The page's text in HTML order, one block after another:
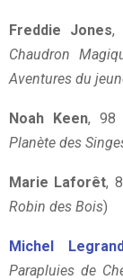
Freddie Jones,
Chaudron
Aventures du
Noah Keen, 98
Planète des
Marie Laforêt,
Robin des Bois)
Michel
Parapluies de